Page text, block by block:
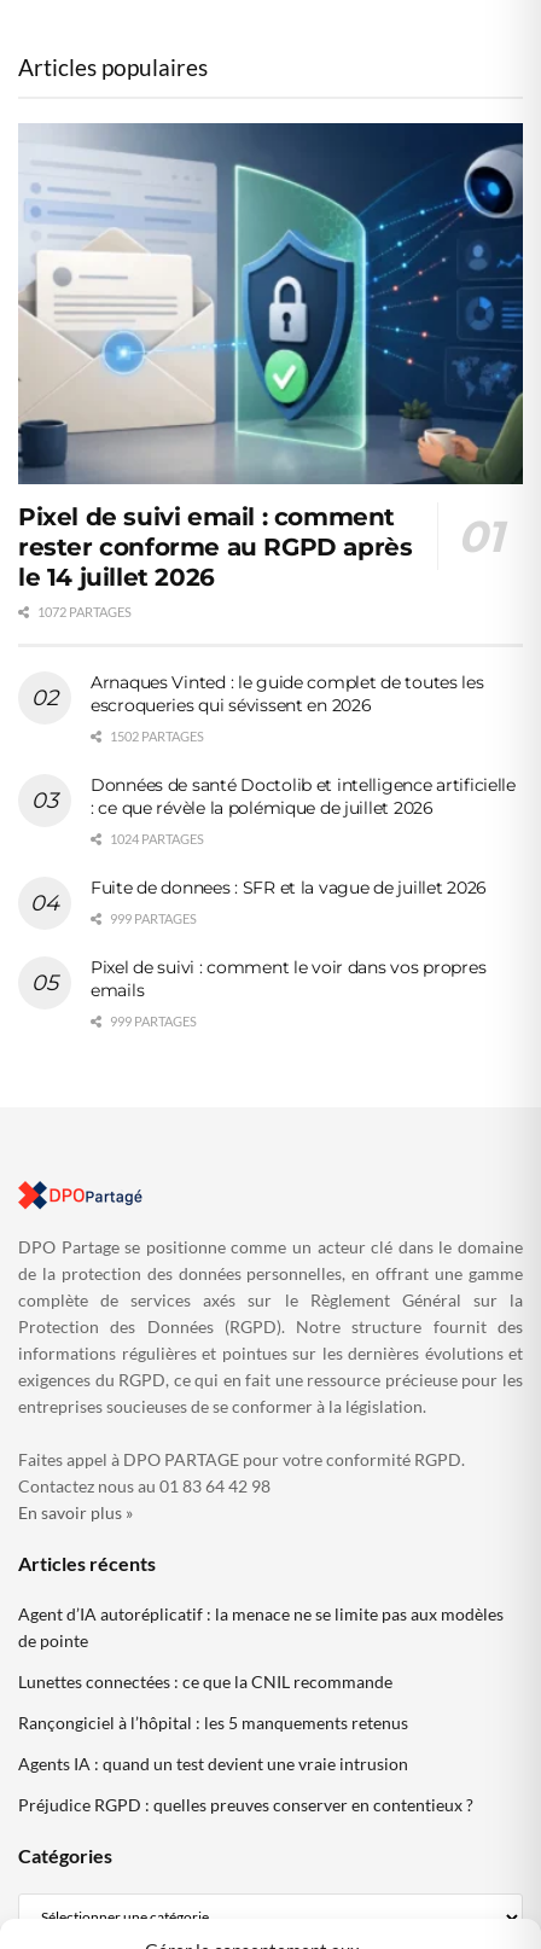
Articles populaires
Pixel de suivi email : comment
rester conforme au RGPD après
le 14 juillet 2026
1072 PARTAGES
Arnaques Vinted : le guide complet de toutes les
escroqueries qui sévissent en 2026
1502 PARTAGES
Données de santé Doctolib et intelligence artificielle
: ce que révèle la polémique de juillet 2026
1024 PARTAGES
Fuite de donnees : SFR et la vague de juillet 2026
999 PARTAGES
Pixel de suivi : comment le voir dans vos propres
emails
999 PARTAGES
DPO Partage se positionne comme un acteur clé dans le domaine
de la protection des données personnelles, en offrant une gamme
complète de services axés sur le Règlement Général sur la
Protection des Données (RGPD). Notre structure fournit des
informations régulières et pointues sur les dernières évolutions et
exigences du RGPD, ce qui en fait une ressource précieuse pour les
entreprises soucieuses de se conformer à la législation.
Faites appel à DPO PARTAGE pour votre conformité RGPD.
Contactez nous au 01 83 64 42 98
En savoir plus »
Articles récents
Agent d’IA autoréplicatif : la menace ne se limite pas aux modèles
de pointe
Lunettes connectées : ce que la CNIL recommande
Rançongiciel à l’hôpital : les 5 manquements retenus
Agents IA : quand un test devient une vraie intrusion
Préjudice RGPD : quelles preuves conserver en contentieux ?
Catégories